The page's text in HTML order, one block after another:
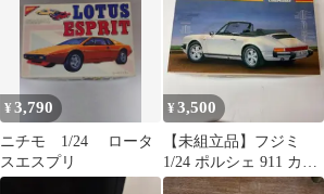
¥3,790
ニチモ 1/24 ロータ
スエスプリ
¥3,500
【未組立品】フジミ
1/24 ポルシェ 911 カレ
ラ カブリオレ プラモデ